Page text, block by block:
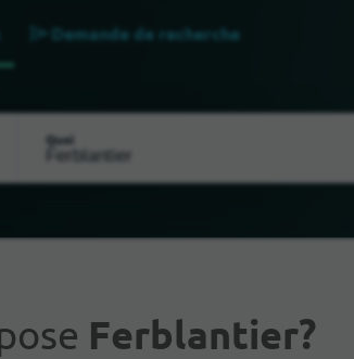
Demande de recherche
Quoi
Ferblantier?